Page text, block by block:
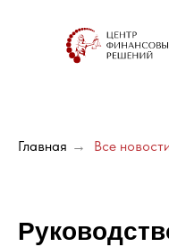
Главная → Все